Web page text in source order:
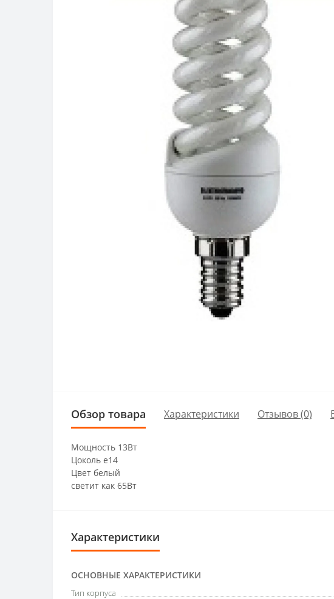
Обзор товара Характеристики Отзывов (0)
Мощность 13Вт
Цоколь е14
Цвет белый
светит как 65Вт
Характеристики
ОСНОВНЫЕ ХАРАКТЕРИСТИКИ
Тип корпуса